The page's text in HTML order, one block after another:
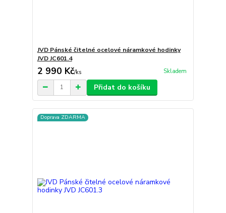
JVD Pánské čitelné ocelové náramkové hodinky
JVD JC601.4
2 990 Kč/ks Skladem
Přidat do košíku
Doprava ZDARMA